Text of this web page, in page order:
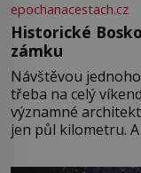
epochanacestach.cz
Historické
zámku
Návštěvou
třeba na celý
významné
jen půl kilometru.
Boskovice na